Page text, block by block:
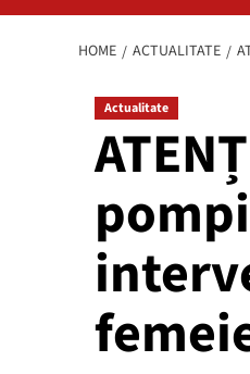
HOME ACTUALITATE
Actualitate